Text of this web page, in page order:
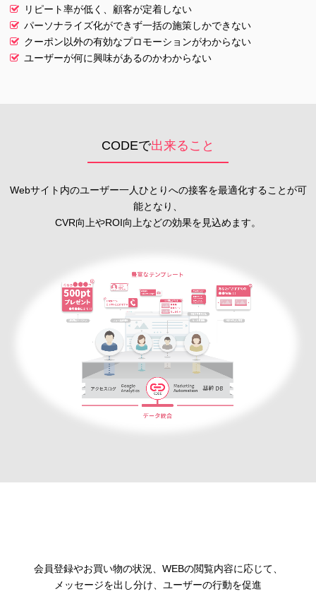
リピート率が低く、顧客が定着しない
パーソナライズ化ができず一括の施策しかできない
クーポン以外の有効なプロモーションがわからない
ユーザーが何に興味があるのかわからない
CODEで出来ること
Webサイト内のユーザー一人ひとりへの接客を最適化することが可
能となり、
CVR向上やROI向上などの効果を見込めます。
会員登録やお買い物の状況、WEBの閲覧内容に応じて、
メッセージを出し分け、ユーザーの行動を促進